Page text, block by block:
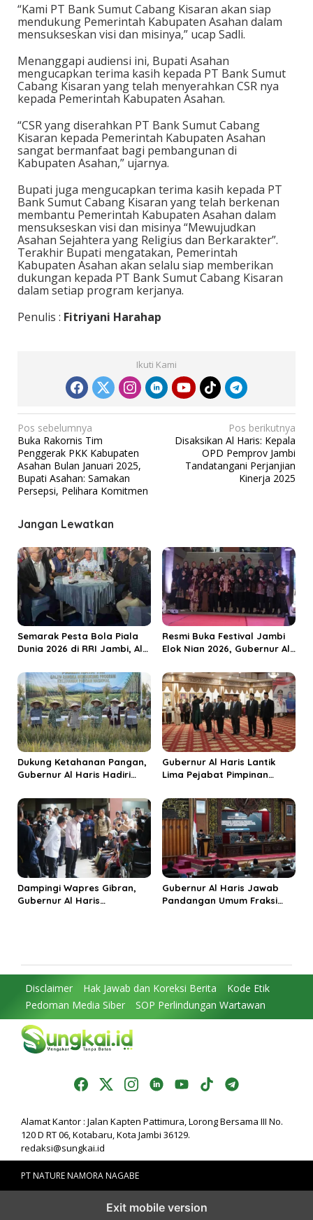
“Kami PT Bank Sumut Cabang Kisaran akan siap
mendukung Pemerintah Kabupaten Asahan dalam
mensukseskan visi dan misinya,” ucap Sadli.
Menanggapi audiensi ini, Bupati Asahan
mengucapkan terima kasih kepada PT Bank Sumut
Cabang Kisaran yang telah menyerahkan CSR nya
kepada Pemerintah Kabupaten Asahan.
“CSR yang diserahkan PT Bank Sumut Cabang
Kisaran kepada Pemerintah Kabupaten Asahan
sangat bermanfaat bagi pembangunan di
Kabupaten Asahan,” ujarnya.
Bupati juga mengucapkan terima kasih kepada PT
Bank Sumut Cabang Kisaran yang telah berkenan
membantu Pemerintah Kabupaten Asahan dalam
mensukseskan visi dan misinya “Mewujudkan
Asahan Sejahtera yang Religius dan Berkarakter”.
Terakhir Bupati mengatakan, Pemerintah
Kabupaten Asahan akan selalu siap memberikan
dukungan kepada PT Bank Sumut Cabang Kisaran
dalam setiap program kerjanya.
Penulis : Fitriyani Harahap
Ikuti Kami
N
a
v
i
a
s
i
p
o
s
Pos sebelumnya
Buka Rakornis Tim
Penggerak PKK Kabupaten
Asahan Bulan Januari 2025,
Bupati Asahan: Samakan
Persepsi, Pelihara Komitmen
Pos berikutnya
Disaksikan Al Haris: Kepala
OPD Pemprov Jambi
Tandatangani Perjanjian
Kinerja 2025
Jangan Lewatkan
Semarak Pesta Bola Piala
Dunia 2026 di RRI Jambi, Al
Ekonomi Rakyat
Resmi Buka Festival Jambi
Elok Nian 2026, Gubernur Al
Jadi Destinasi Wisata
Budaya Unggulan
Dukung Ketahanan Pangan,
Gubernur Al Haris Hadiri
Kabupaten Tanjungjabung
Timur
Gubernur Al Haris Lantik
Lima Pejabat Pimpinan
Penguatan Kinerja dan
Integritas
Dampingi Wapres Gibran,
Gubernur Al Haris
Gubernur Al Haris Jawab
Pandangan Umum Fraksi
Disclaimer Hak Jawab dan Koreksi Berita
Kode Etik
Pedoman Media Siber
SOP Perlindungan Wartawan
Alamat Kantor : Jalan Kapten Pattimura, Lorong Bersama III No.
120 D RT 06, Kotabaru, Kota Jambi 36129.
redaksi@sungkai.id
PT NATURE NAMORA NAGABE
Exit mobile version